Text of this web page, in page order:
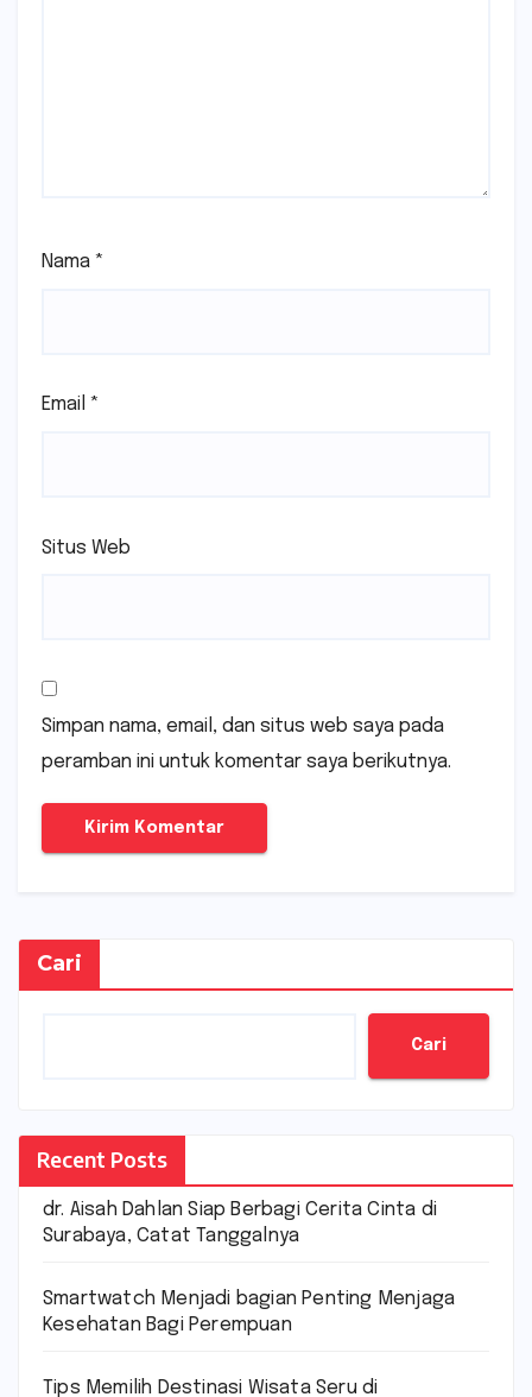
Nama *
Email *
Situs Web
Simpan nama, email, dan situs web saya pada
peramban ini untuk komentar saya berikutnya.
Cari
Cari
Recent Posts
dr. Aisah Dahlan Siap Berbagi Cerita Cinta di
Surabaya, Catat Tanggalnya
Smartwatch Menjadi bagian Penting Menjaga
Kesehatan Bagi Perempuan
Tips Memilih Destinasi Wisata Seru di